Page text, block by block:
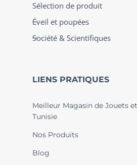
Sélection de produit
Éveil et poupées
Société & Scientifiques
LIENS PRATIQUES
Meilleur Magasin de Jouets
Tunisie
Nos Produits
Blog